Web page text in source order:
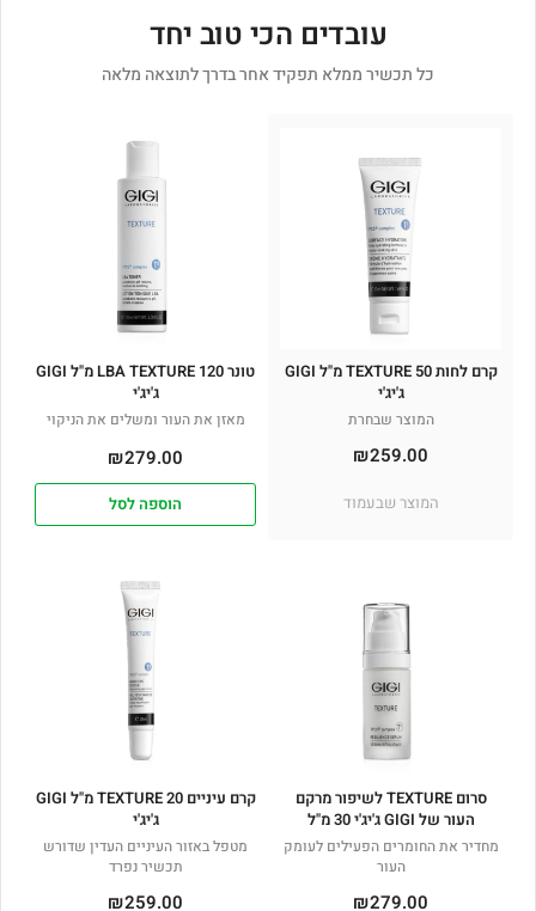
עובדים הכי טוב יחד
כל תכשיר ממלא תפקיד אחר בדרך לתוצאה מלאה
קרם לחות TEXTURE 50 מ"ל GIGI
ג'יג'י
המוצר שבחרת
₪259.00
המוצר שבעמוד
טונר LBA TEXTURE 120 מ"ל GIGI
ג'יג'י
מאזן את העור ומשלים את הניקוי
₪279.00
הוספה לסל
סרום TEXTURE לשיפור מרקם
העור של GIGI ג'יג'י 30 מ"ל
מחדיר את החומרים הפעילים לעומק
העור
₪279.00
קרם עיניים TEXTURE 20 מ"ל GIGI
ג'יג'י
מטפל באזור העיניים העדין שדורש
תכשיר נפרד
₪259.00